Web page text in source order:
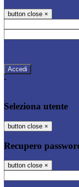
button close ×
-
Seleziona utente
button close ×
Recupero
button close ×